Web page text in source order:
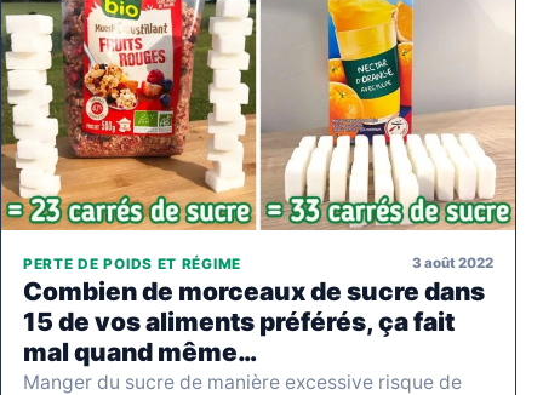
PERTE DE POIDS ET RÉGIME 3 août 2022
Combien de morceaux de sucre dans
15 de vos aliments préférés, ça fait
mal quand même…
Manger du sucre de manière excessive risque de